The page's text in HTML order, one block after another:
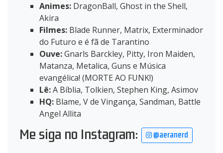
Animes: DragonBall, Ghost in the Shell,
Akira
Filmes: Blade Runner, Matrix, Exterminador
do Futuro e é fã de Tarantino
Ouve:Gnarls Barckley, Pitty, Iron Maiden,
Matanza, Metalica, Guns e Música
evangélica! (MORTE AO FUNK!)
Lê:A Bíblia, Tolkien, Stephen King, Asimov
HQ: Blame, V de Vingança, Sandman, Battle
Angel Allita
Me siga no Instagram: @aeranerd